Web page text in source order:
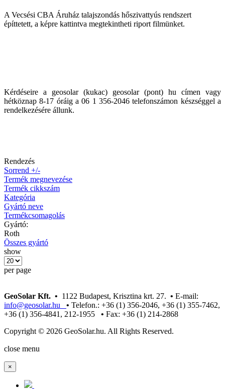
A Vecsési CBA Áruház talajszondás hőszivattyús rendszert
építtetett, a képre kattintva megtekintheti riport filmünket.
Kérdéseire a geosolar (kukac) geosolar (pont) hu címen vagy
hétköznap 8-17 óráig a 06 1 356-2046 telefonszámon készséggel a
rendelkezésére állunk.
Rendezés
Sorrend +/-
Termék megnevezése
Termék cikkszám
Kategória
Gyártó neve
Termékcsomagolás
Gyártó:
Roth
Összes gyártó
show
per page
GeoSolar Kft. • 1122 Budapest, Krisztina krt. 27. • E-mail:
info@geosolar.hu • Telefon.: +36 (1) 356-2046, +36 (1) 355-7462,
+36 (1) 356-4841, 212-1955 • Fax: +36 (1) 214-2868
Copyright © 2026 GeoSolar.hu. All Rights Reserved.
close menu
×